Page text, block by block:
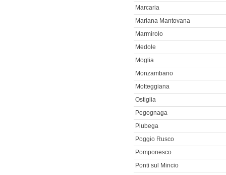
Marcaria
Mariana Mantovana
Marmirolo
Medole
Moglia
Monzambano
Motteggiana
Ostiglia
Pegognaga
Piubega
Poggio Rusco
Pomponesco
Ponti sul Mincio